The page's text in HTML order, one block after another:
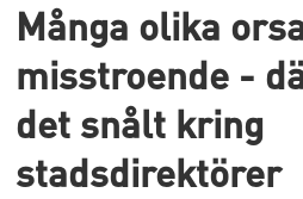
Många olika
misstroende -
det snålt kring
stadsdirektörer